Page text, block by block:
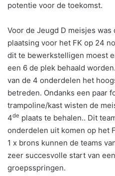
potentie voor de toekomst.
Voor de Jeugd D meisjes
plaatsing voor het FK op 24
dit te bewerkstelligen moest
een 6 de plek behaald
van de 4 onderdelen het
betreden. Ondanks een paar
trampoline/kast wisten de
4de plaats te behalen.. Dit
onderdelen uit komen op het
1 x brons kunnen de teams
zeer succesvolle start van
groepsspringen.